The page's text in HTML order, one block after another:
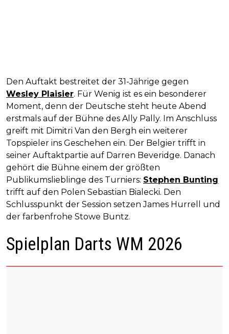
Den Auftakt bestreitet der 31-Jährige gegen
Wesley Plaisier. Für Wenig ist es ein besonderer
Moment, denn der Deutsche steht heute Abend
erstmals auf der Bühne des Ally Pally. Im Anschluss
greift mit Dimitri Van den Bergh ein weiterer
Topspieler ins Geschehen ein. Der Belgier trifft in
seiner Auftaktpartie auf Darren Beveridge. Danach
gehört die Bühne einem der größten
Publikumslieblinge des Turniers: Stephen Bunting
trifft auf den Polen Sebastian Bialecki. Den
Schlusspunkt der Session setzen James Hurrell und
der farbenfrohe Stowe Buntz.
Spielplan Darts WM 2026